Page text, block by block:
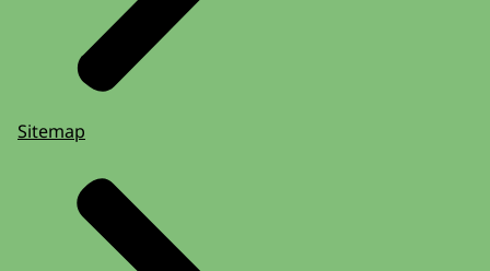
Sitemap